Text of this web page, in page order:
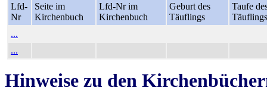
Lfd-
Nr
Seite im
Kirchenbuch
Lfd-Nr im
Kirchenbuch
Geburt des
Täuflings
Taufe
Täuflings
...
...
Hinweise zu den